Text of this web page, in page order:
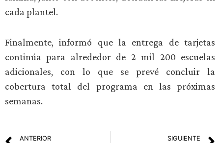
cada plantel.
Finalmente, informó que la entrega de tarjetas
continúa para alrededor de 2 mil 200 escuelas
adicionales, con lo que se prevé concluir la
cobertura total del programa en las próximas
semanas.
ANTERIOR SIGUIENTE